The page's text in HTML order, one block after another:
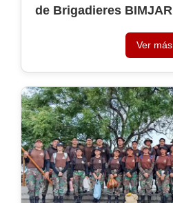
de Brigadieres BIMJAR
Ver más